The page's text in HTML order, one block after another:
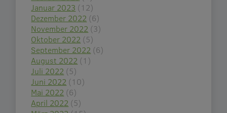
Januar 2023 (12)
Dezember 2022 (6)
November 2022 (3)
Oktober 2022 (5)
September 2022 (6)
August 2022 (1)
Juli 2022 (5)
Juni 2022 (10)
Mai 2022 (6)
April 2022 (5)